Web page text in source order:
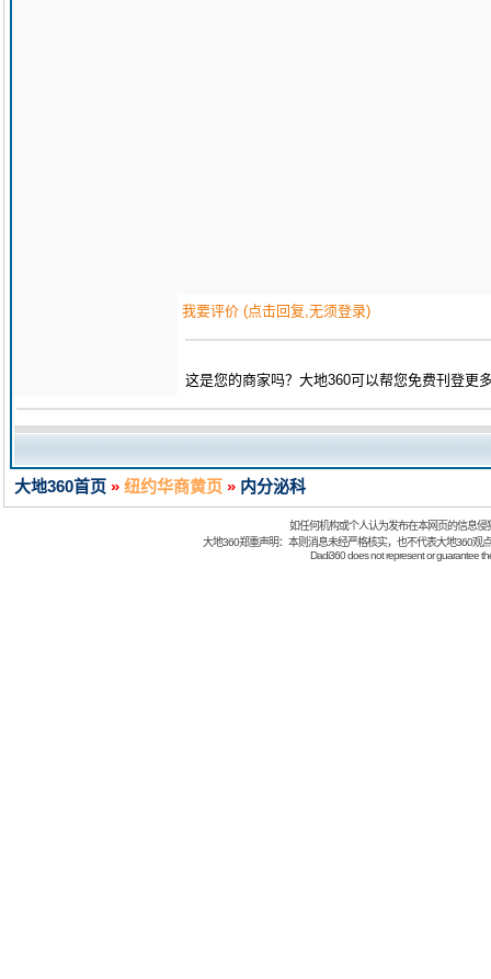
我要评价 (点击回复,无须登录)
这是您的商家吗？大地360可以帮您免费刊登更
大地360首页 » 纽约华商黄页 » 内分泌科
如任何机构或个人认为发布在本网页的信息
大地360郑重声明：本则消息未经严格核实，也不代表大地360观
Dadi360 does not represent or guarantee